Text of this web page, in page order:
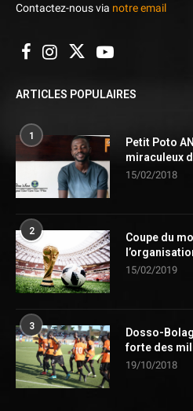
Contactez-nous via notre email
ARTICLES POPULAIRES
1
Petit Poto
miraculeux
15/02/2018
2
Coupe du
15/02/2019
3
Dosso-
forte des
19/10/2018